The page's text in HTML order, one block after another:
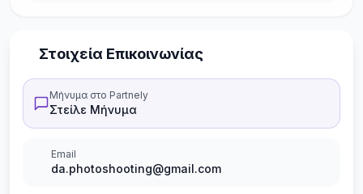
Στοιχεία Επικοινωνίας
Μήνυμα στο Partnely
Στείλε Μήνυμα
Email
da.photoshooting@gmail.com